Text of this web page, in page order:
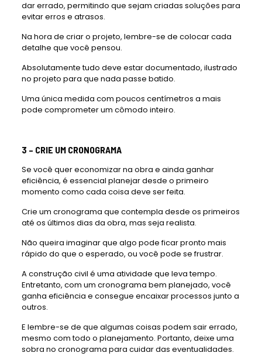
dar errado, permitindo que sejam criadas soluções para
evitar erros e atrasos.
Na hora de criar o projeto, lembre-se de colocar cada
detalhe que você pensou.
Absolutamente tudo deve estar documentado, ilustrado
no projeto para que nada passe batido.
Uma única medida com poucos centímetros a mais
pode comprometer um cômodo inteiro.
3 – CRIE UM CRONOGRAMA
Se você quer economizar na obra e ainda ganhar
eficiência, é essencial planejar desde o primeiro
momento como cada coisa deve ser feita.
Crie um cronograma que contempla desde os primeiros
até os últimos dias da obra, mas seja realista.
Não queira imaginar que algo pode ficar pronto mais
rápido do que o esperado, ou você pode se frustrar.
A construção civil é uma atividade que leva tempo.
Entretanto, com um cronograma bem planejado, você
ganha eficiência e consegue encaixar processos junto a
outros.
E lembre-se de que algumas coisas podem sair errado,
mesmo com todo o planejamento. Portanto, deixe uma
sobra no cronograma para cuidar das eventualidades.